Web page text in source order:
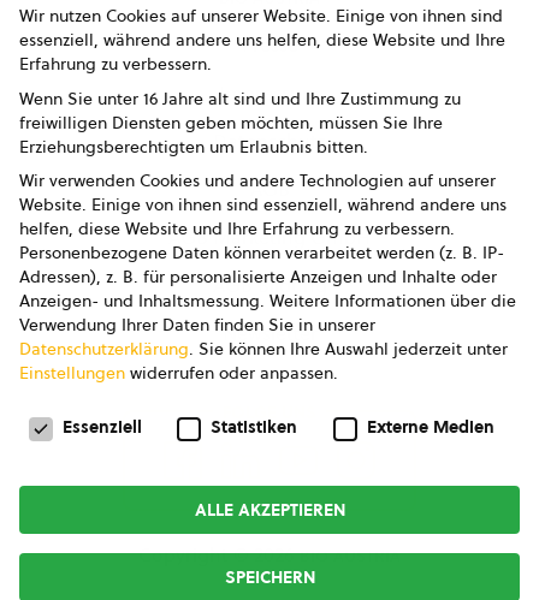
Presse
Impressum
Datenschutz
AGB
AGB Marketing GmbH
AGB Bildung
Newsletter
Copyright © 2026bio austria
Wir nutzen Cookies auf unserer Website. Einige von ihnen sind
essenziell, während andere uns helfen, diese Website und Ihre
Erfahrung zu verbessern.
Wenn Sie unter 16 Jahre alt sind und Ihre Zustimmung zu
freiwilligen Diensten geben möchten, müssen Sie Ihre
Erziehungsberechtigten um Erlaubnis bitten.
Wir verwenden Cookies und andere Technologien auf unserer
Website. Einige von ihnen sind essenziell, während andere uns
helfen, diese Website und Ihre Erfahrung zu verbessern.
Personenbezogene Daten können verarbeitet werden (z. B. IP-
Adressen), z. B. für personalisierte Anzeigen und Inhalte oder
Anzeigen- und Inhaltsmessung. Weitere Informationen über die
Verwendung Ihrer Daten finden Sie in unserer
Datenschutzerklärung. Sie können Ihre Auswahl jederzeit unter
Einstellungen widerrufen oder anpassen.
Datenschutzeinstellungen
Essenziell Statistiken Externe Medien
ALLE AKZEPTIEREN
SPEICHERN